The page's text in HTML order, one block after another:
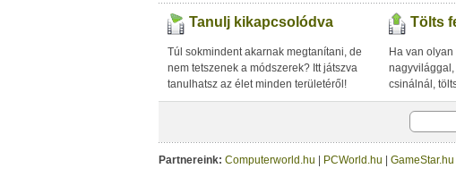
Tanulj kikapcsolódva
Túl sokmindent akarnak megtanítani, de
nem tetszenek a módszerek? Itt játszva
tanulhatsz az élet minden területéről!
Tölts
Ha van
csinálnál,
Partnereink: Computerworld.hu PCWorld.hu GameStar.hu